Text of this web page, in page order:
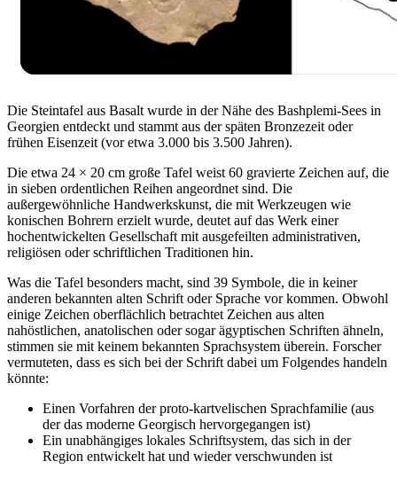
Die Steintafel aus Basalt wurde in der Nähe des Bashplemi-Sees in
Georgien entdeckt und stammt aus der späten Bronzezeit oder
frühen Eisenzeit (vor etwa 3.000 bis 3.500 Jahren).
Die etwa 24 × 20 cm große Tafel weist 60 gravierte Zeichen auf, die
in sieben ordentlichen Reihen angeordnet sind. Die
außergewöhnliche Handwerkskunst, die mit Werkzeugen wie
konischen Bohrern erzielt wurde, deutet auf das Werk einer
hochentwickelten Gesellschaft mit ausgefeilten administrativen,
religiösen oder schriftlichen Traditionen hin.
Was die Tafel besonders macht, sind 39 Symbole, die in keiner
anderen bekannten alten Schrift oder Sprache vor kommen. Obwohl
einige Zeichen oberflächlich betrachtet Zeichen aus alten
nahöstlichen, anatolischen oder sogar ägyptischen Schriften ähneln,
stimmen sie mit keinem bekannten Sprachsystem überein. Forscher
vermuteten, dass es sich bei der Schrift dabei um Folgendes handeln
könnte:
Einen Vorfahren der proto-kartvelischen Sprachfamilie (aus
der das moderne Georgisch hervorgegangen ist)
Ein unabhängiges lokales Schriftsystem, das sich in der
Region entwickelt hat und wieder verschwunden ist